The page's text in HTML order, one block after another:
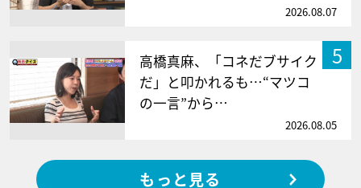
2026.08.07
5
高橋真麻、「コネだブサイク
だ」と叩かれるも…“マツコ
の一言”から…
2026.08.05
もっと見る